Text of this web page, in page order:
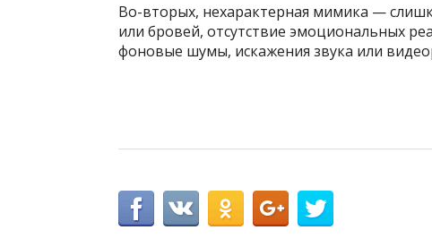
Во-вторых, нехарактерная мимика —
или бровей, отсутствие эмоциональных
фоновые шумы, искажения звука или